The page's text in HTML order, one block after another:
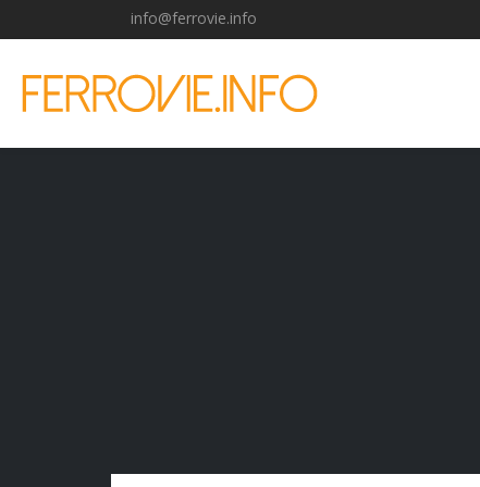
info@ferrovie.info